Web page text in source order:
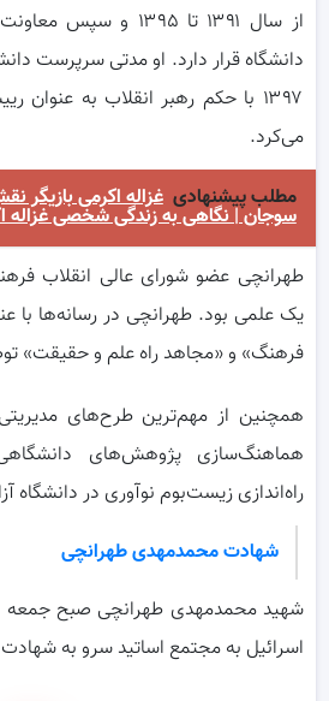
از سال ۱۳۹۱ تا ۱۳۹۵
دانشگاه قرار دارد. او مدتی سرپرست
۱۳۹۷ با حکم رهبر انقلاب به
می‌کرد.
مطلب پیشنهادی غزاله اکرمی بازیگر
سوجان | نگاهی به زندگی شخصی غزاله
طهرانچی عضو شورای عالی انقلاب
یک علمی بود. طهرانچی در رسانه‌ها با
فرهنگ» و «مجاهد راه علم و حقیقت»
همچنین از مهم‌ترین طرح‌های
هماهنگ‌سازی پژوهش‌های
راه‌اندازی زیست‌بوم نوآوری در دانشگاه
شهادت محمدمهدی طهرانچی
اسرائیل به مجتمع اساتید سرو به